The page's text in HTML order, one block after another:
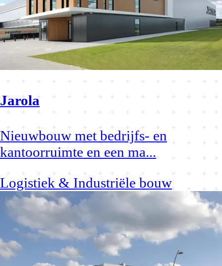
Jarola
Nieuwbouw met bedrijfs- en
kantoorruimte en een ma...
Logistiek & Industriële bouw